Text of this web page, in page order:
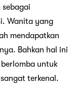
Wanita yang
mendapatkan
Bahkan hal ini
untuk
terkenal.